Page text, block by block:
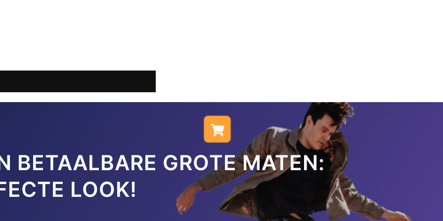
BETAALBARE GROTE MATEN:
LOOK!